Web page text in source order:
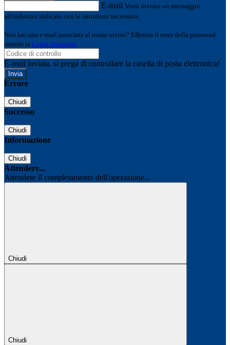
E-mail Verrà inviato un messaggio
all'indirizzo indicato con le istruzioni necessarie.
Non hai una e-mail associata al nome utente? Effettua il reset della password
tramite la Login Spaggiari
E-mail inviata, si prega di controllare la casella di posta elettronica!
Errore
Chiudi
Successo
Chiudi
Informazione
Chiudi
Attendere...
Attendere il completamento dell'operazione...
Chiudi
Chiudi